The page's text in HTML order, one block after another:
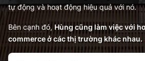
tự động và hoạt động hiệu quả với nó.
Bên cạnh đó, Hùng cũng làm việc với
commerce ở các thị trường khác nhau.